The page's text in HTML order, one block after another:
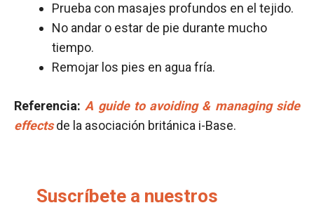
Prueba con masajes profundos en el tejido.
No andar o estar de pie durante mucho
tiempo.
Remojar los pies en agua fría.
Referencia: A guide to avoiding & managing side
effectsde la asociación británica i-Base.
Suscríbete a nuestros